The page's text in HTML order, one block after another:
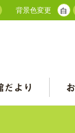
背景色変更 白
だより